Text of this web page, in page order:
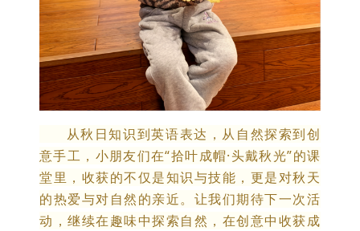
从秋日知识到英语表达，从自然探索到创
意手工，小朋友们在“拾叶成帽·头戴秋光”的课
堂里，收获的不仅是知识与技能，更是对秋天
的热爱与对自然的亲近。让我们期待下一次活
动，继续在趣味中探索自然，在创意中收获成